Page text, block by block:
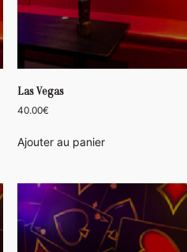
Las Vegas
40.00€
Ajouter au panier